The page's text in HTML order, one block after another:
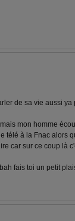
de sa vie aussi ya
mon homme
télé à la Fnac alors
car sur ce coup là
fais toi un petit